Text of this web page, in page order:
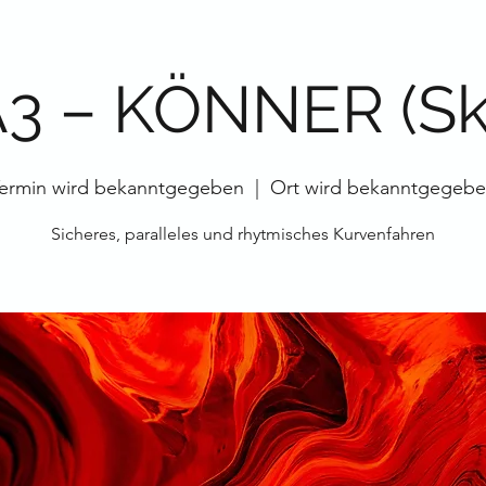
– KÖNNER
wird bekanntgegeben Ort wird
Sicheres, paralleles und rhytmisches Kurvenfahren